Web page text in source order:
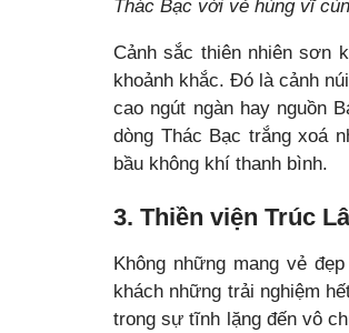
Thác Bạc với vẻ hùng vĩ
Cảnh sắc thiên nhiên sơn
khoảnh khắc. Đó là cảnh
cao ngút ngàn hay nguồn
dòng Thác Bạc trắng xoá
bầu không khí thanh bình.
3. Thiền viện Trúc
Không những mang vẻ
khách những trải nghiệm
trong sự tĩnh lặng đến vô